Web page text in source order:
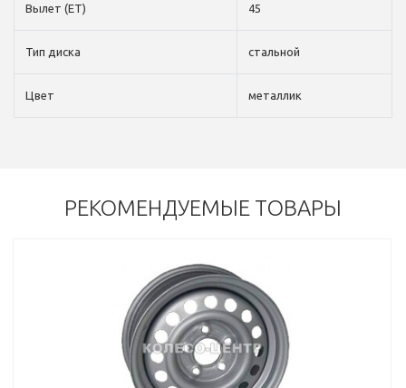
Вылет (ET) 45
Тип диска стальной
Цвет металлик
РЕКОМЕНДУЕМЫЕ ТОВАРЫ